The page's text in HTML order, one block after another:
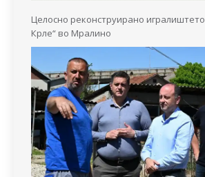
Целосно реконструирано
Крле“ во Мралино